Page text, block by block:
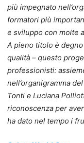
più impegnato
formatori più
e sviluppo con molte
A pieno titolo è
qualità – questo
professionisti:
nell’organigramma
Tonti e Luciana
riconoscenza per
ha dato nel tempo i